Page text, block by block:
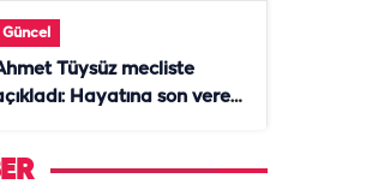
Güncel
Tüysüz mecliste
Hayatına son veren